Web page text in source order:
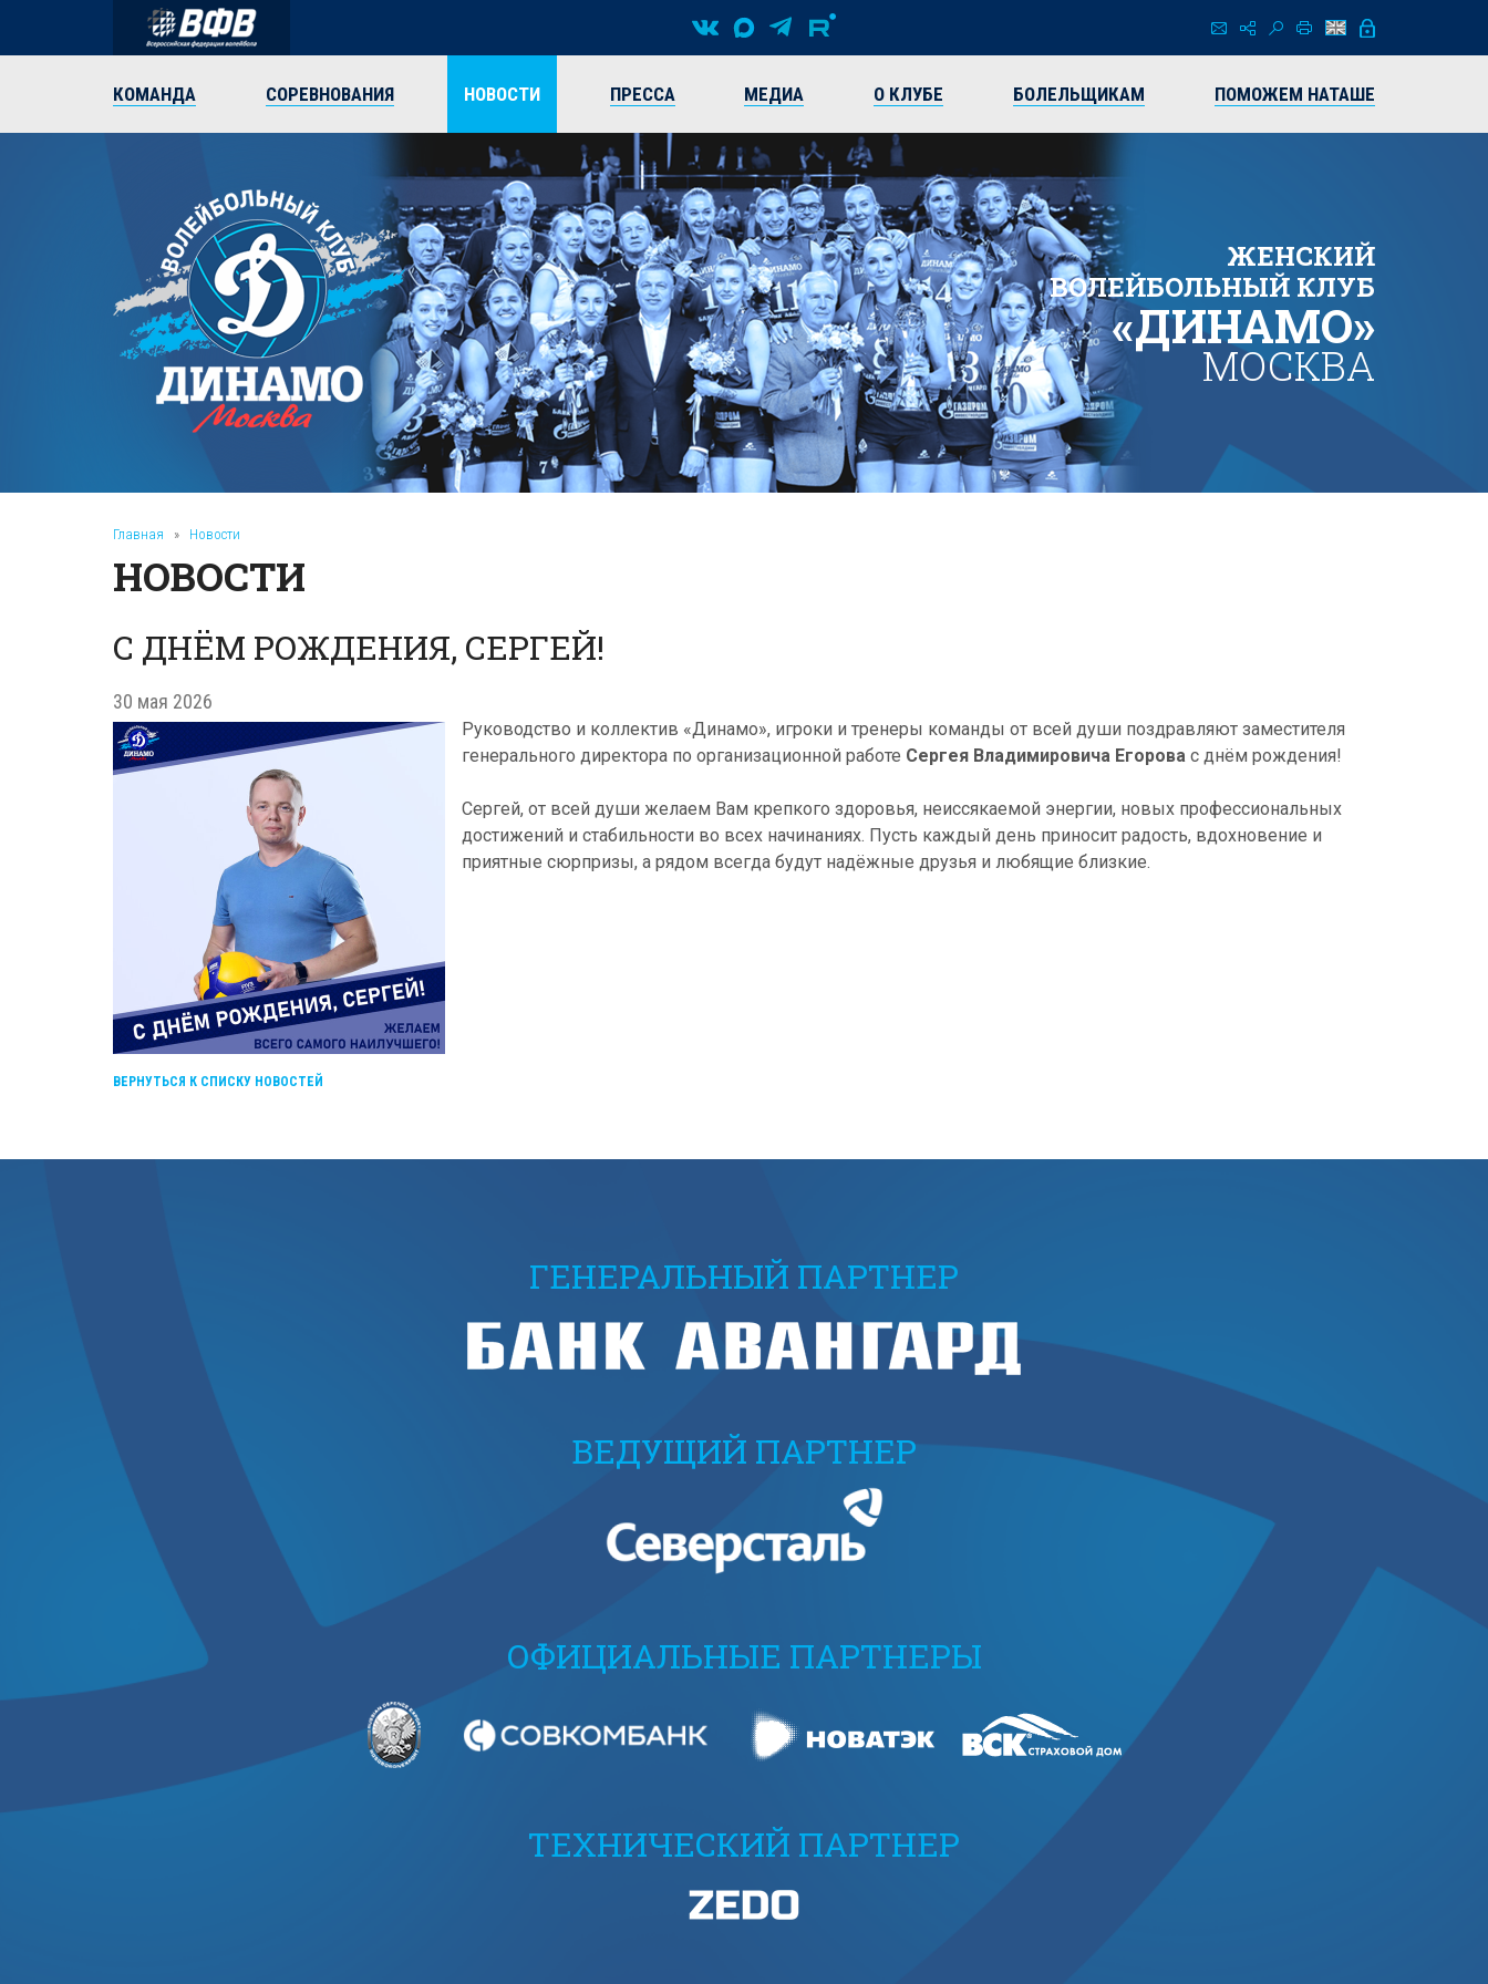
КОМАНДА СОРЕВНОВАНИЯ НОВОСТИ ПРЕССА МЕДИА О КЛУБЕ БОЛЕЛЬЩИКАМ ПОМОЖЕМ НАТАШЕ
ЖЕНСКИЙ
ВОЛЕЙБОЛЬНЫЙ КЛУБ
«ДИНАМО»
МОСКВА
Главная » Новости
НОВОСТИ
С ДНËМ РОЖДЕНИЯ, СЕРГЕЙ!
30 мая 2026
Руководство и коллектив «Динамо», игроки и тренеры команды от всей души поздравляют заместителя
генерального директора по организационной работе Сергея Владимировича Егорова с днём рождения!
Сергей, от всей души желаем Вам крепкого здоровья, неиссякаемой энергии, новых профессиональных
достижений и стабильности во всех начинаниях. Пусть каждый день приносит радость, вдохновение и
приятные сюрпризы, а рядом всегда будут надёжные друзья и любящие близкие.
ВЕРНУТЬСЯ К СПИСКУ НОВОСТЕЙ
ГЕНЕРАЛЬНЫЙ ПАРТНЕР
ВЕДУЩИЙ ПАРТНЕР
ОФИЦИАЛЬНЫЕ ПАРТНЕРЫ
ТЕХНИЧЕСКИЙ ПАРТНЕР